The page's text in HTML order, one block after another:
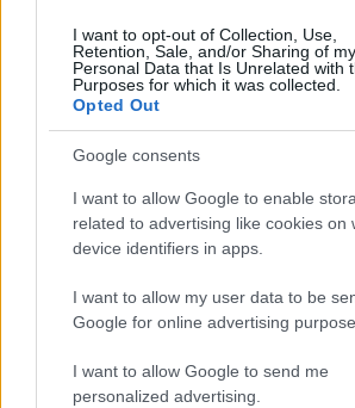
I want to opt-out of Collection, Use,
Retention, Sale, and/or Sharing of my
Personal Data that Is Unrelated with
Purposes for which it was collected.
Opted Out
Google consents
I want to allow Google to enable
related to advertising like cookies on
device identifiers in apps.
I want to allow my user data to be
Google for online advertising
I want to allow Google to send me
personalized advertising.
Folytatjuk az elkezdett beszélgetést
Nándorral, a Terrorelhárítási
hónapja kinevezett kommunikációs
(hivatalosan: a TEK Társadalmi
Osztálya vezetőjével). Az első rész
kattintást kapott, szóval nem
jósoltam,…